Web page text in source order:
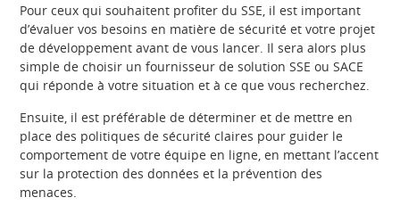
Pour ceux qui souhaitent profiter du SSE, il est important
d’évaluer vos besoins en matière de sécurité et votre projet
de développement avant de vous lancer. Il sera alors plus
simple de choisir un fournisseur de solution SSE ou SACE
qui réponde à votre situation et à ce que vous recherchez.
Ensuite, il est préférable de déterminer et de mettre en
place des politiques de sécurité claires pour guider le
comportement de votre équipe en ligne, en mettant l’accent
sur la protection des données et la prévention des
menaces.